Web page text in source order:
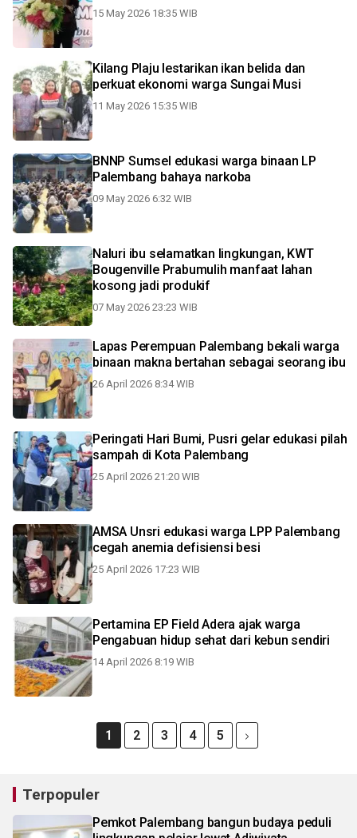
15 May 2026 18:35 WIB
Kilang Plaju lestarikan ikan belida dan
perkuat ekonomi warga Sungai Musi
11 May 2026 15:35 WIB
BNNP Sumsel edukasi warga binaan LP
Palembang bahaya narkoba
09 May 2026 6:32 WIB
Naluri ibu selamatkan lingkungan, KWT
Bougenville Prabumulih manfaat lahan
kosong jadi produkif
07 May 2026 23:23 WIB
Lapas Perempuan Palembang bekali warga
binaan makna bertahan sebagai seorang ibu
26 April 2026 8:34 WIB
Peringati Hari Bumi, Pusri gelar edukasi pilah
sampah di Kota Palembang
25 April 2026 21:20 WIB
AMSA Unsri edukasi warga LPP Palembang
cegah anemia defisiensi besi
25 April 2026 17:23 WIB
Pertamina EP Field Adera ajak warga
Pengabuan hidup sehat dari kebun sendiri
14 April 2026 8:19 WIB
1 2 3 4 5
Terpopuler
Pemkot Palembang bangun budaya peduli